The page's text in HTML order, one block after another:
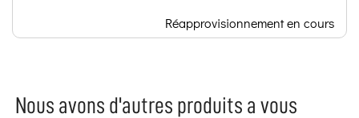
Réapprovisionnement en cours
Nous avons d'autres produits a vous